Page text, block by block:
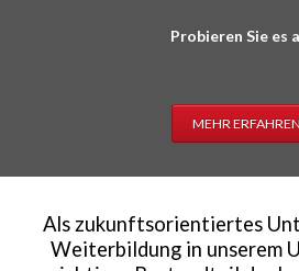
Probieren Sie es
MEHR ERFAHREN
Als zukunftsorientiertes
Weiterbildung in unserem